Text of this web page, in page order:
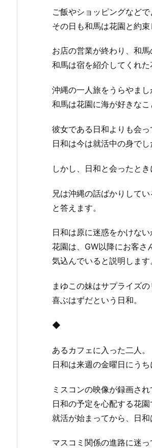
ご飯やショッピングなどで
その日も和馬は花園と約束
お店の営業が終わり、和馬
和馬は宿を紹介してくれた
沖縄の一人旅をうらやまし
和馬は花園に海が好きな
彼女である日和よりも会っ
日和は今は就活中の身でし
しかし、日和と会ったと
兄は沖縄の話ばかりして
と答えます。
日和は原に迷惑をかけない
花園は、GW以降にお客さ
気込んでいると説明します
まゆこの妹はサプライズ
喜ぶはずだという日和。
◆
あるカフェに入った二人。
日和は来週の金曜日にうち
ミスコンの映像が録画さ
日和の予定を心配する花
就活が始まってから、日
マスコミ関係の進路に迷